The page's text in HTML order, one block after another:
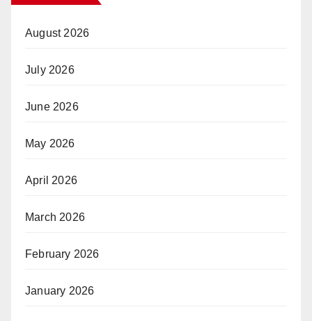
August 2026
July 2026
June 2026
May 2026
April 2026
March 2026
February 2026
January 2026